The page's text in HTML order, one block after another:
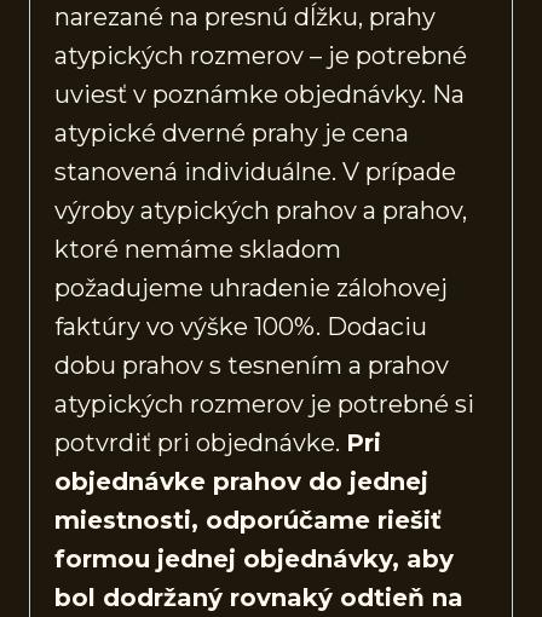
narezané na presnú dĺžku, prahy
atypických rozmerov – je potrebné
uviesť v poznámke objednávky. Na
atypické dverné prahy je cena
stanovená individuálne. V prípade
výroby atypických prahov a prahov,
ktoré nemáme skladom
požadujeme uhradenie zálohovej
faktúry vo výške 100%. Dodaciu
dobu prahov s tesnením a prahov
atypických rozmerov je potrebné si
potvrdiť pri objednávke. Pri
objednávke prahov do jednej
miestnosti, odporúčame riešiť
formou jednej objednávky, aby
bol dodržaný rovnaký odtieň na